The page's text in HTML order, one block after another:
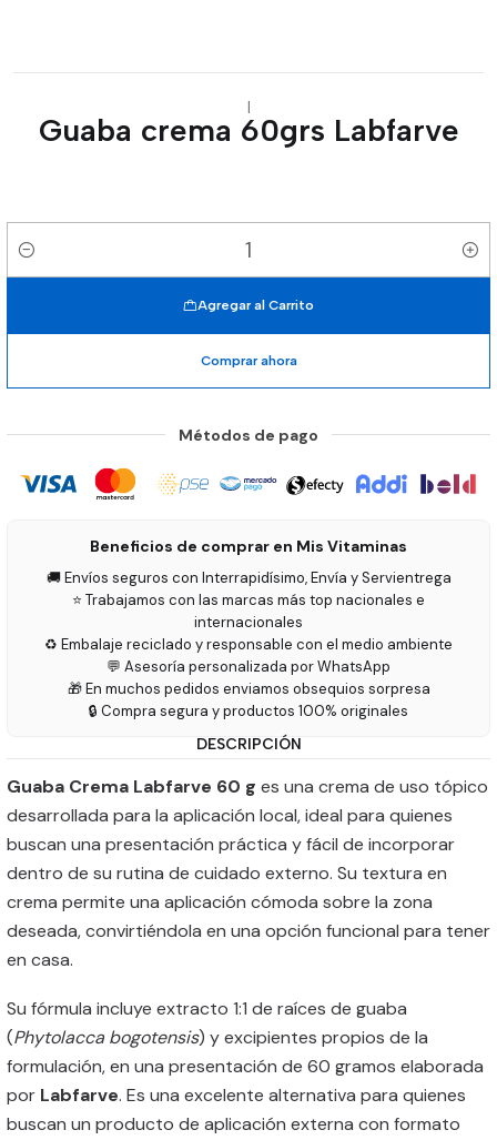
|
Guaba crema 60grs Labfarve
Cantidad
Agregar al Carrito
Comprar ahora
Métodos de pago
Beneficios de comprar en Mis Vitaminas
🚚 Envíos seguros con Interrapidísimo, Envía y Servientrega
⭐ Trabajamos con las marcas más top nacionales e
internacionales
♻️ Embalaje reciclado y responsable con el medio ambiente
💬 Asesoría personalizada por WhatsApp
🎁 En muchos pedidos enviamos obsequios sorpresa
🔒 Compra segura y productos 100% originales
DESCRIPCIÓN
Guaba Crema Labfarve 60 g es una crema de uso tópico
desarrollada para la aplicación local, ideal para quienes
buscan una presentación práctica y fácil de incorporar
dentro de su rutina de cuidado externo. Su textura en
crema permite una aplicación cómoda sobre la zona
deseada, convirtiéndola en una opción funcional para tener
en casa.
Su fórmula incluye extracto 1:1 de raíces de guaba
(Phytolacca bogotensis) y excipientes propios de la
formulación, en una presentación de 60 gramos elaborada
por Labfarve. Es una excelente alternativa para quienes
buscan un producto de aplicación externa con formato